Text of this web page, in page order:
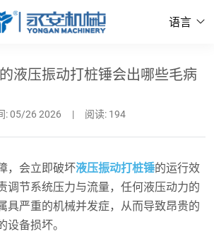
语言
液压振动打桩锤会出哪些毛病
:05/26 2026 | 阅读: 194
，会立即破坏液压振动打桩锤的运行效
调节系统压力与流量，任何液压动力的
具严重的机械并发症，从而导致昂贵的
设备损坏。